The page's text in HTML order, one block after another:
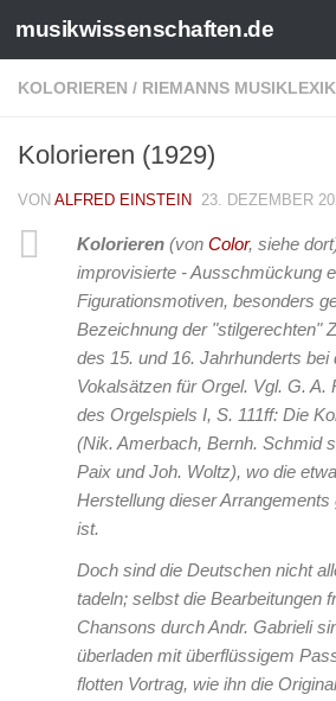
musikwissenschaften.de
KOLORIEREN / RIEMANNS
Kolorieren (1929)
VON ALFRED EINSTEIN 23. DEZEMBER
Kolorieren (von Color, siehe
improvisierte - Ausschmückung
Figurationsmotiven, besonders
Bezeichnung der "stilgerechten"
des 15. und 16. Jahrhunderts bei
Vokalsätzen für Orgel. Vgl. G. A.
des Orgelspiels I, S. 111ff: Die
(Nik. Amerbach, Bernh. Schmid
Paix und Joh. Woltz), wo die
Herstellung dieser Arrangements
ist.
Doch sind die Deutschen nicht
tadeln; selbst die Bearbeitungen
Chansons durch Andr. Gabrieli
überladen mit überflüssigem
flotten Vortrag, wie ihn die